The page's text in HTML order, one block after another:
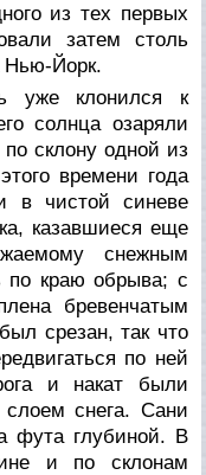
из тех первых
затем столь
Нью-Йорк.
уже клонился к
солнца озаряли
склону одной из
времени года
в чистой синеве
казавшиеся еще
снежным
по краю обрыва; с
бревенчатым
срезан, так что
по ней
и накат были
снега. Сани
фута глубиной. В
и по склонам